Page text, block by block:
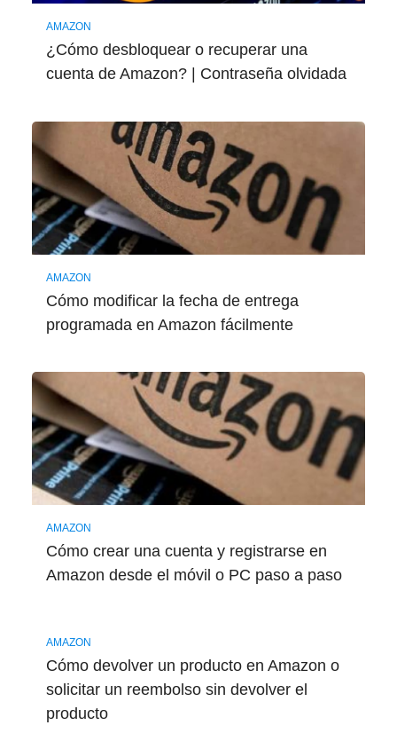
AMAZON
¿Cómo desbloquear o recuperar una
cuenta de Amazon? | Contraseña olvidada
AMAZON
Cómo modificar la fecha de entrega
programada en Amazon fácilmente
AMAZON
Cómo crear una cuenta y registrarse en
Amazon desde el móvil o PC paso a paso
AMAZON
Cómo devolver un producto en Amazon o
solicitar un reembolso sin devolver el
producto